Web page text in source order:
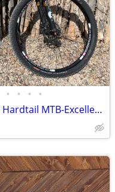
• • • •
2010 Niner Air 9 CYA Carbon 29" Hardtail MTB-Excellent Condition!